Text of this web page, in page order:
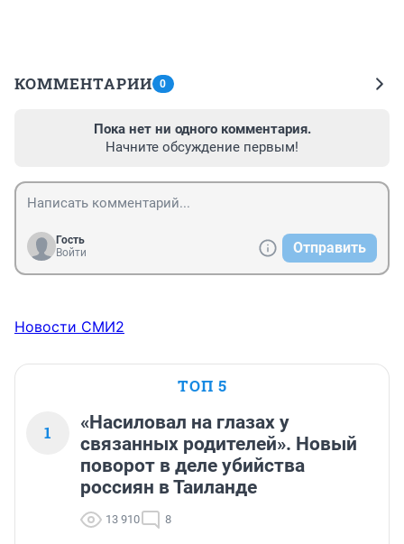
КОММЕНТАРИИ 0
Пока нет ни одного комментария.
Начните обсуждение первым!
Гость
Войти
Отправить
Новости СМИ2
ТОП 5
1
«Насиловал на глазах у
связанных родителей». Новый
поворот в деле убийства
россиян в Таиланде
13 910 8